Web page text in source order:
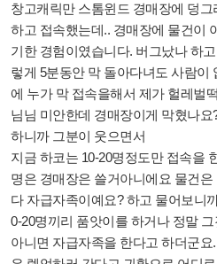
창고캐릭만 스톰윈드 경매장에 덩
하고 접속했는데.. 경매장에 물건이
기한 경험이였습니다. 버그났나 하
렇게 5분동안 막 돌아다녀도 사람이
에 누가 막 접속을해서 제가 헐레벌
님님 미안한데 경매장이게 막혔나
하니까 그분이 웃으면서
지금 하코는 10-20명정도만 접속을
명은 경매장은 쓸거아니에요 물건은
다 자급자족이예요? 하고 물어보니
0-20명끼리 품앗이를 하거나 정말 그
아니면 자급자족을 한다고 하더군